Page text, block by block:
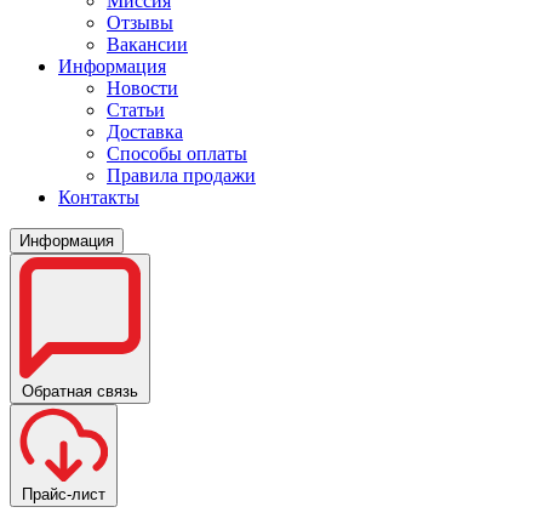
Отзывы
Вакансии
Информация
Новости
Статьи
Доставка
Способы оплаты
Правила продажи
Контакты
Информация
Обратная связь
Прайс-лист